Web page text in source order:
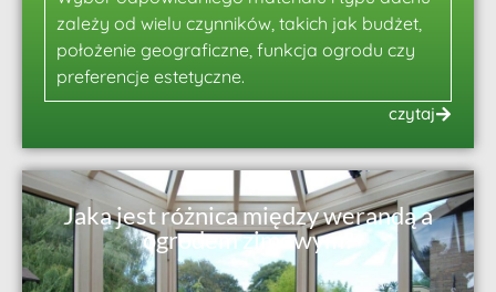
zależy od wielu czynników, takich jak budżet,
położenie geograficzne, funkcja ogrodu czy
preferencje estetyczne.
czytaj
Jaka jest różnica między werandą a
ogrodem zimowym?